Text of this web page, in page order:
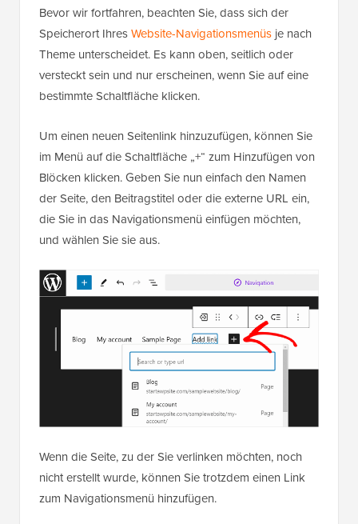
Bevor wir fortfahren, beachten Sie, dass sich der
Speicherort IhresWebsite-Navigationsmenüs je nach
Theme unterscheidet. Es kann oben, seitlich oder
versteckt sein und nur erscheinen, wenn Sie auf eine
bestimmte Schaltfläche klicken.
Um einen neuen Seitenlink hinzuzufügen, können Sie
im Menü auf die Schaltfläche „+“ zum Hinzufügen von
Blöcken klicken. Geben Sie nun einfach den Namen
der Seite, den Beitragstitel oder die externe URL ein,
die Sie in das Navigationsmenü einfügen möchten,
und wählen Sie sie aus.
Wenn die Seite, zu der Sie verlinken möchten, noch
nicht erstellt wurde, können Sie trotzdem einen Link
zum Navigationsmenü hinzufügen.